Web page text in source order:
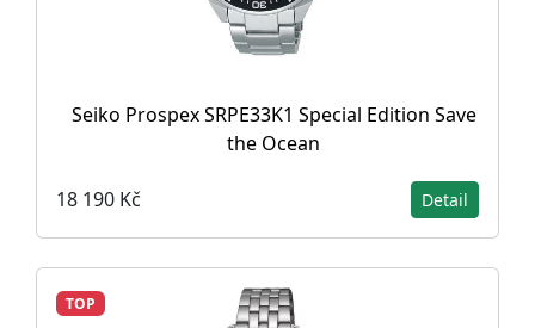
Seiko Prospex SRPE33K1 Special Edition Save
the Ocean
18 190 Kč Detail
TOP